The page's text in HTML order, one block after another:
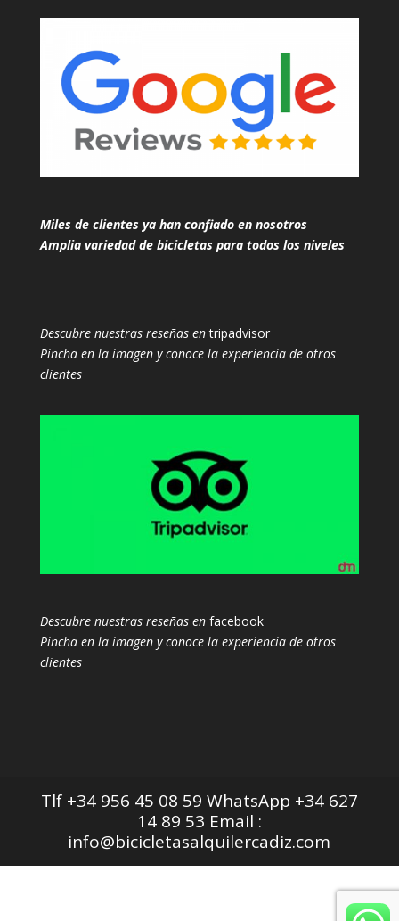
Miles de clientes ya han confiado en nosotros
Amplia variedad de bicicletas para todos los niveles
Descubre nuestras reseñas entripadvisor
Pincha en la imagen y conoce la experiencia de otros
clientes
Descubre nuestras reseñas enfacebook
Pincha en la imagen y conoce la experiencia de otros
clientes
Tlf +34 956 45 08 59 WhatsApp +34 627
14 89 53 Email :
info@bicicletasalquilercadiz.com